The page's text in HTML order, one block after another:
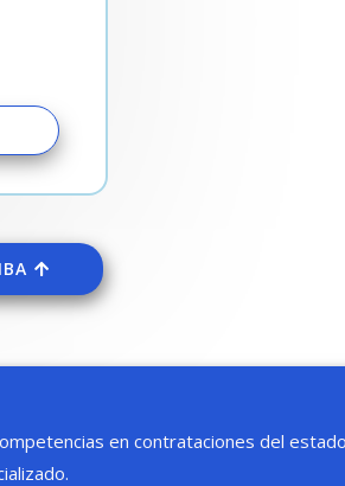
en contrataciones del